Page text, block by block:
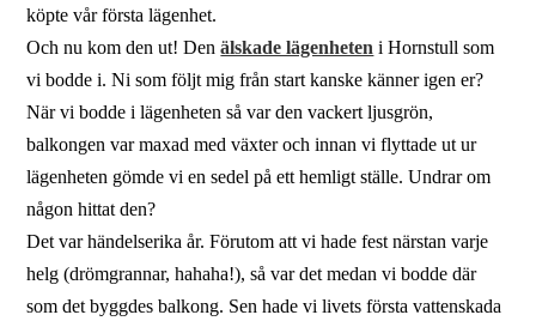
köpte vår första lägenhet.
Och nu kom den ut! Denälskade lägenheten i Hornstull som
vi bodde i. Ni som följt mig från start kanske känner igen er?
När vi bodde i lägenheten så var den vackert ljusgrön,
balkongen var maxad med växter och innan vi flyttade ut ur
lägenheten gömde vi en sedel på ett hemligt ställe. Undrar om
någon hittat den?
Det var händelserika år. Förutom att vi hade fest närstan varje
helg (drömgrannar, hahaha!), så var det medan vi bodde där
som det byggdes balkong. Sen hade vi livets första vattenskada